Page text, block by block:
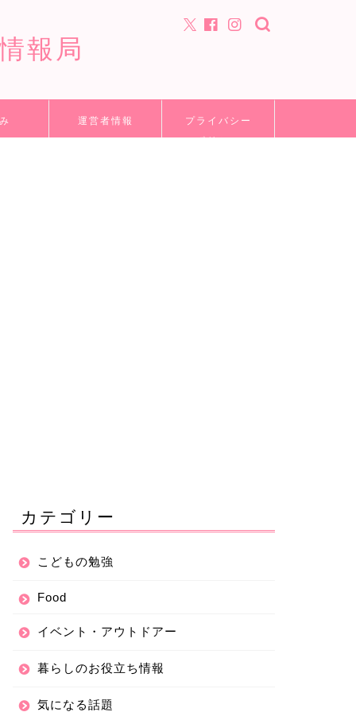
報局
運営者情報
プライバシー
ポリシー
カテゴリー
こどもの勉強
Food
イベント・アウトドアー
暮らしのお役立ち情報
気になる話題